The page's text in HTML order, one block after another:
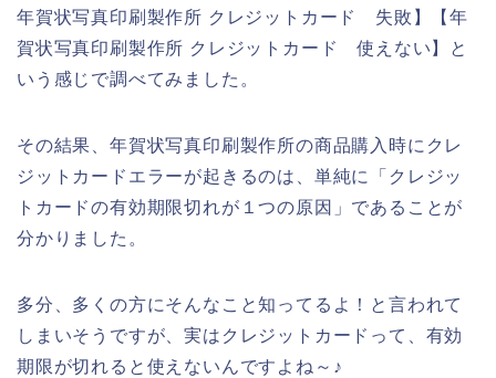
年賀状写真印刷製作所 クレジットカード 失敗】【年
賀状写真印刷製作所 クレジットカード 使えない】と
いう感じで調べてみました。
その結果、年賀状写真印刷製作所の商品購入時にクレ
ジットカードエラーが起きるのは、単純に「クレジッ
トカードの有効期限切れが１つの原因」であることが
分かりました。
多分、多くの方にそんなこと知ってるよ！と言われて
しまいそうですが、実はクレジットカードって、有効
期限が切れると使えないんですよね～♪